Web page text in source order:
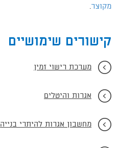
מקוצר.
קישורים שימושיים
מערכת רישוי זמין
אגרות והיטלים
מחשבון אגרות להיתרי בנייה